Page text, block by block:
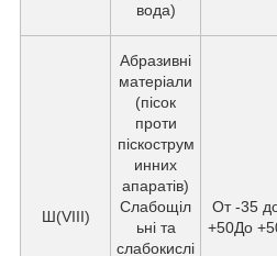
вода)
Ш(VIII)
Абразивні
матеріали
(пісок
проти
піскострум
инних
апаратів)
Слабощіл
ьні та
слабокислі
От -35
+50До